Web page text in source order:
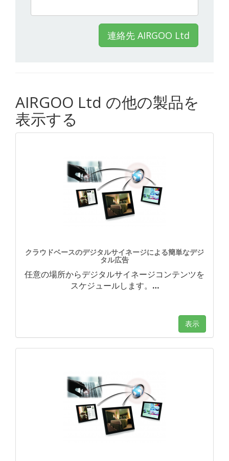
連絡先 AIRGOO Ltd
AIRGOO Ltd の他の製品を
表示する
クラウドベースのデジタルサイネージによる簡単なデジ
タル広告
任意の場所からデジタルサイネージコンテンツを
スケジュールします。 …
表示